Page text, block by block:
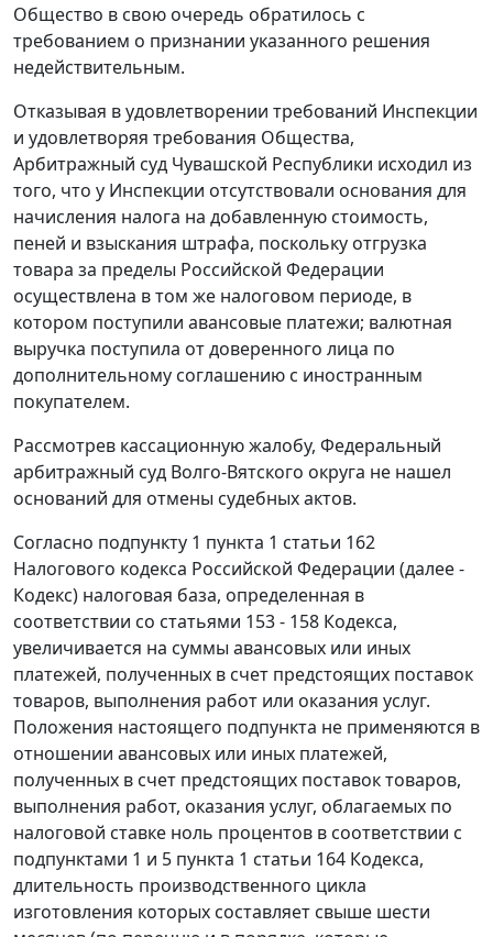
Общество в свою очередь обратилось с
требованием о признании указанного решения
недействительным.
Отказывая в удовлетворении требований Инспекции
и удовлетворяя требования Общества,
Арбитражный суд Чувашской Республики исходил из
того, что у Инспекции отсутствовали основания для
начисления налога на добавленную стоимость,
пеней и взыскания штрафа, поскольку отгрузка
товара за пределы Российской Федерации
осуществлена в том же налоговом периоде, в
котором поступили авансовые платежи; валютная
выручка поступила от доверенного лица по
дополнительному соглашению с иностранным
покупателем.
Рассмотрев кассационную жалобу, Федеральный
арбитражный суд Волго-Вятского округа не нашел
оснований для отмены судебных актов.
Согласно подпункту 1 пункта 1 статьи 162
Налогового кодекса Российской Федерации (далее -
Кодекс) налоговая база, определенная в
соответствии со статьями 153 - 158 Кодекса,
увеличивается на суммы авансовых или иных
платежей, полученных в счет предстоящих поставок
товаров, выполнения работ или оказания услуг.
Положения настоящего подпункта не применяются в
отношении авансовых или иных платежей,
полученных в счет предстоящих поставок товаров,
выполнения работ, оказания услуг, облагаемых по
налоговой ставке ноль процентов в соответствии с
подпунктами 1 и 5 пункта 1 статьи 164 Кодекса,
длительность производственного цикла
изготовления которых составляет свыше шести